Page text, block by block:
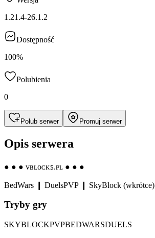
1.21.4-26.1.2
Dostępność
100%
Polubienia
0
Polub serwer Promuj serwer
Opis serwera
● ● ● ᴠʙʟᴏᴄᴋꜱ.ᴘʟ ● ● ●
BedWars ❙ DuelsPVP ❙ SkyBlock (wkrótce)
Tryby gry
SKYBLOCKPVPBEDWARSDUELS